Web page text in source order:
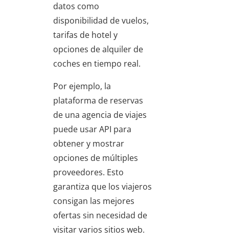
datos como
disponibilidad de vuelos,
tarifas de hotel y
opciones de alquiler de
coches en tiempo real.
Por ejemplo, la
plataforma de reservas
de una agencia de viajes
puede usar API para
obtener y mostrar
opciones de múltiples
proveedores. Esto
garantiza que los viajeros
consigan las mejores
ofertas sin necesidad de
visitar varios sitios web.